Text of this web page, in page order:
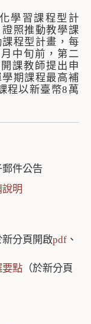
學習課程型計
照推動教學課
程型計畫，每
中旬前，第二
課教師提出申
期課程最高補
程以新臺幣8萬
件公告
明
新分頁開啟pdf 、
要點 （於新分頁